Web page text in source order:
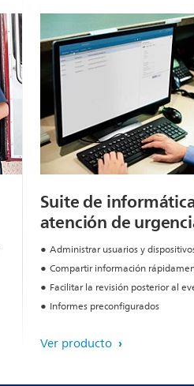
Suite de
atención de
Administrar usuarios y
Compartir información
Facilitar la revisión posterior al
Informes preconfigurados
Ver producto